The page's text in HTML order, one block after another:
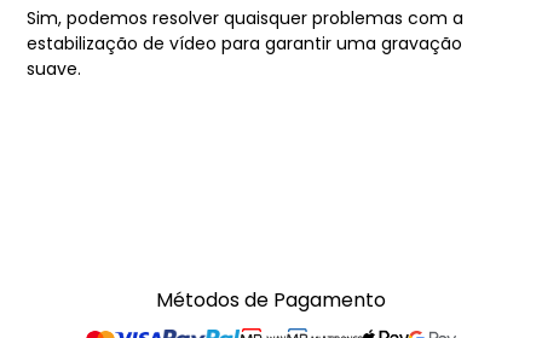
Sim, podemos resolver quaisquer problemas com a
estabilização de vídeo para garantir uma gravação
suave.
Métodos de Pagamento